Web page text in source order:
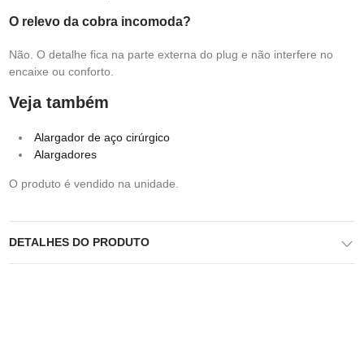
O relevo da cobra incomoda?
Não. O detalhe fica na parte externa do plug e não interfere no
encaixe ou conforto.
Veja também
Alargador de aço cirúrgico
Alargadores
O produto é vendido na unidade.
DETALHES DO PRODUTO